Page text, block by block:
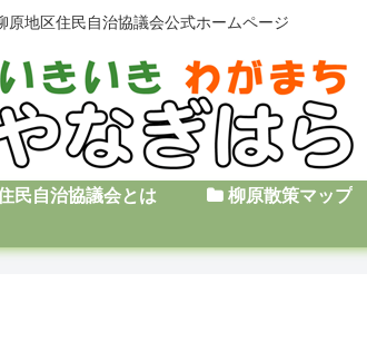
原地区住民自治協議会公式ホームページ
民自治協議会とは 柳原散策マップ